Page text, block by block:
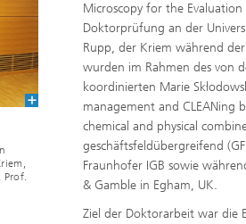
Produktionszelllinien
Immunrezeptoren und
Wirkstoffscreening
Prof.
Microscopy for the
Doktorprüfung an der
Rupp, der Kriem während
wurden im Rahmen des von
koordinierten Marie
management and CLEANing
chemical and physical
geschäftsfeldübergreifend
Fraunhofer IGB sowie
& Gamble in Egham, UK.
Ziel der Doktorarbeit war die